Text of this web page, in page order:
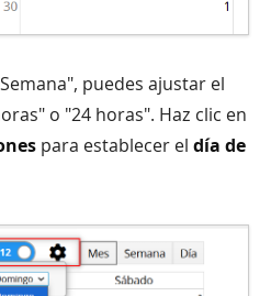
puedes ajustar el
o "24 horas". Haz clic en
para establecer el día de